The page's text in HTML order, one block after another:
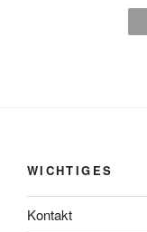
WICHTIGES
Kontakt